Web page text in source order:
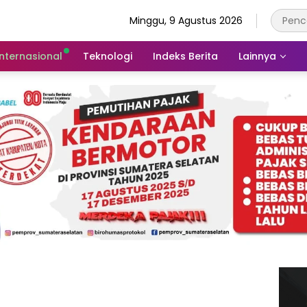
Minggu, 9 Agustus 2026
Teknologi Indeks Berita Lainnya